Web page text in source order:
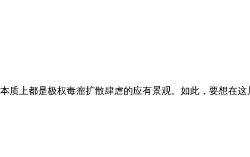
上都是极权毒瘤扩散肆虐的应有景观。如此，要想在